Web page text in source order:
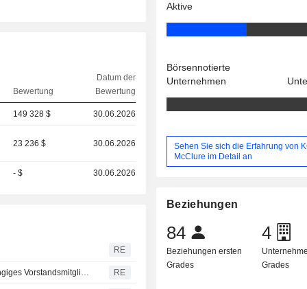
Bewertung
Datum der
Bewertung
149 328 $ 30.06.2026
23 236 $ 30.06.2026
- $ 30.06.2026
RE
Goldman Sachs Group ernennt KC McClure als unabhängiges Vorstandsmitglied RE
Aktive
Börsennotierte
Unternehmen
Sehen Sie sich die Erfahrung von
McClure im Detail an
Beziehungen
84
Beziehungen ersten
Grades
4
Grades